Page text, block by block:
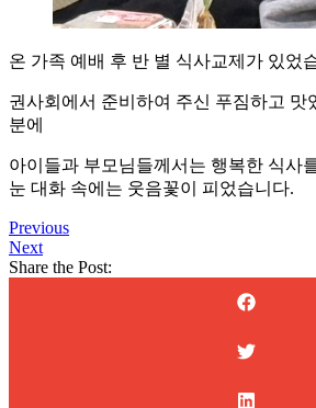
온 가족 예배 후 반 별 식사교제가 있었
권사회에서 준비하여 주신 푸짐하고 맛
분에
아이들과 부모님들께서는 행복한 식사
눈 대화 속에는 웃음꽃이 피었습니다.
Previous
Next
Share the Post: